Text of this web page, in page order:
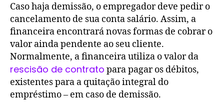
Caso haja demissão, o empregador deve pedir o
cancelamento de sua conta salário. Assim, a
financeira encontrará novas formas de cobrar o
valor ainda pendente ao seu cliente.
Normalmente, a financeira utiliza o valor da
rescisão de contrato para pagar os débitos,
existentes para a quitação integral do
empréstimo – em caso de demissão.